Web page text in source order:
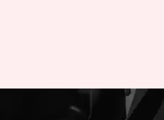
ステリー5選